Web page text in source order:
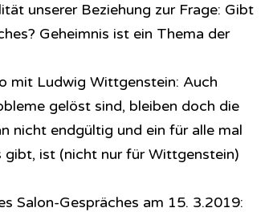
unserer Beziehung zur Frage: Gibt
Geheimnis ist ein Thema der
mit Ludwig Wittgenstein: Auch
gelöst sind, bleiben doch die
nicht endgültig und ein für alle mal
gibt, ist (nicht nur für Wittgenstein)
Salon-Gespräches am 15. 3.2019: